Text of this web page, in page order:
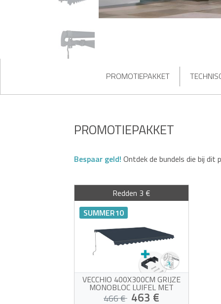
PROMOTIEPAKKET
PROMOTIEPAKKET
Bespaar geld! Ontdek de bundels die bij dit
Redden 3 €
SUMMER10
VECCHIO 400X300CM GRIJZE
MONOBLOC LUIFEL MET
PLAFONDBEVESTIGING
466 € 463 €